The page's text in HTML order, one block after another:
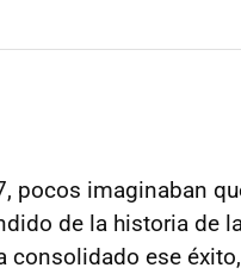
pocos imaginaban
de la historia de
consolidado ese